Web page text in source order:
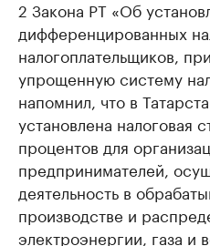
2 Закона РТ «Об
дифференцированных
налогоплательщиков,
упрощенную систему
напомнил, что в
установлена налоговая
процентов для
предпринимателей,
деятельность в
производстве и
электроэнергии, газа и